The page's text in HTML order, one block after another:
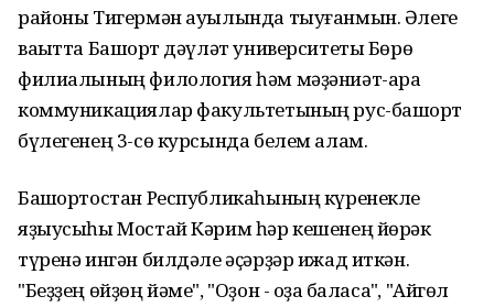
районы Тигермән ауылында тыуғанмын. Әлеге
ваҡытта Башҡорт дәүләт университеты Бөрө
филиалының филология һәм мәҙәниәт-ара
коммуникациялар факультетының рус-башҡорт
бүлегенең 3-сө курсында белем алам.
Башҡортостан Республикаһының күренекле
яҙыусыһы Мостай Кәрим һәр кешенең йөрәк
түренә ингән билдәле әҫәрҙәр ижад иткән.
"Беҙҙең өйҙөң йәме", "Оҙон - оҙаҡ баласаҡ", "Айгөл